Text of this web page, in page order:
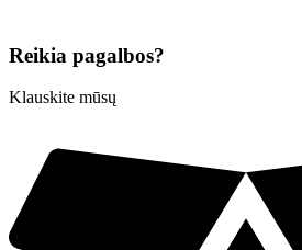
Reikia pagalbos?
Klauskite mūsų